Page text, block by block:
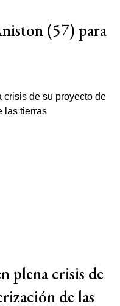
(57) para
plena crisis de
de las